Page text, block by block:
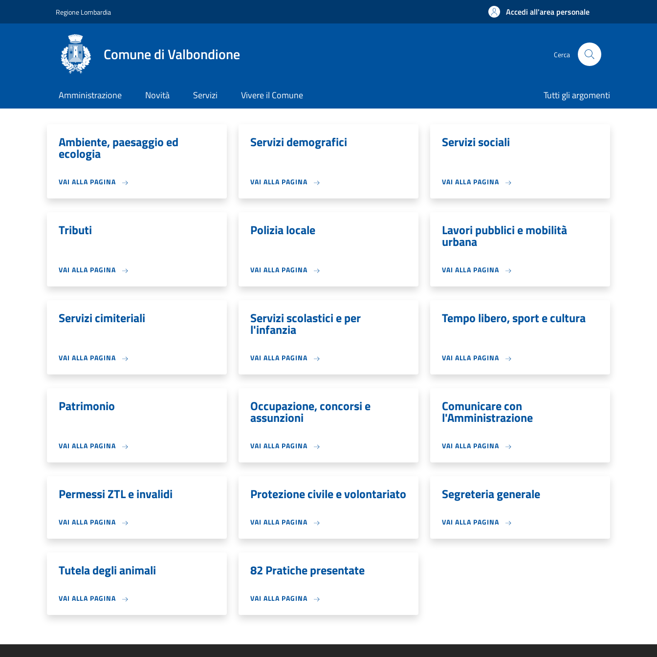
Regione Lombardia Accedi all'area personale
Comune di Valbondione Cerca
Amministrazione Novità Servizi Vivere il Comune Tutti gli argomenti
Ambiente, paesaggio ed
ecologia
VAI ALLA PAGINA
Servizi demografici
VAI ALLA PAGINA
Servizi sociali
VAI ALLA PAGINA
Tributi
VAI ALLA PAGINA
Polizia locale
VAI ALLA PAGINA
Lavori pubblici e mobilità
urbana
VAI ALLA PAGINA
Servizi cimiteriali
VAI ALLA PAGINA
Servizi scolastici e per
l'infanzia
VAI ALLA PAGINA
Tempo libero, sport e cultura
VAI ALLA PAGINA
Patrimonio
VAI ALLA PAGINA
Occupazione, concorsi e
assunzioni
VAI ALLA PAGINA
Comunicare con
l'Amministrazione
VAI ALLA PAGINA
Permessi ZTL e invalidi
VAI ALLA PAGINA
Protezione civile e volontariato
VAI ALLA PAGINA
Segreteria generale
VAI ALLA PAGINA
Tutela degli animali
VAI ALLA PAGINA
82 Pratiche presentate
VAI ALLA PAGINA